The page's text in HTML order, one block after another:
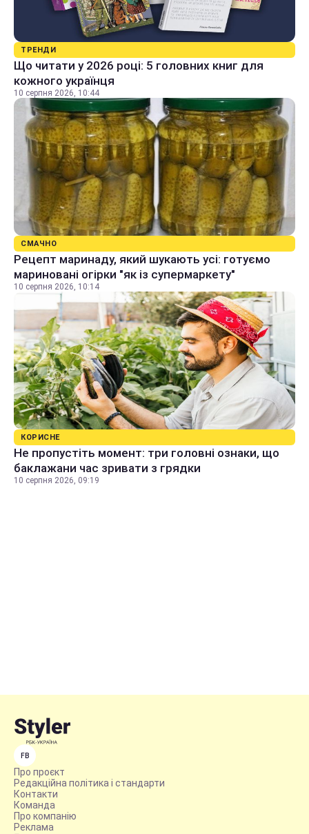
ТРЕНДИ
Що читати у 2026 році: 5 головних книг для
кожного українця
10 серпня 2026, 10:44
СМАЧНО
Рецепт маринаду, який шукають усі: готуємо
мариновані огірки "як із супермаркету"
10 серпня 2026, 10:14
КОРИСНЕ
Не пропустіть момент: три головні ознаки, що
баклажани час зривати з грядки
10 серпня 2026, 09:19
FB
Про проєкт
Редакційна політика і стандарти
Контакти
Команда
Про компанію
Реклама